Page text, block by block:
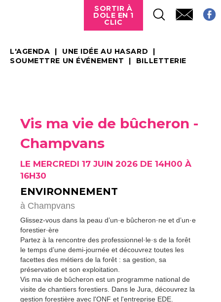
SORTIR À
DOLE EN 1
CLIC
L'AGENDA
UNE IDÉE AU HASARD
SOUMETTRE UN ÉVÉNEMENT
BILLETTERIE
Vis ma vie de bûcheron -
Champvans
LE MERCREDI 17 JUIN 2026 DE 14H00 À
16H30
ENVIRONNEMENT
à Champvans
Glissez-vous dans la peau d’un·e bûcheron·ne et d’un·e
forestier·ère
Partez à la rencontre des professionnel·le·s de la forêt
le temps d’une demi-journée et découvrez toutes les
facettes des métiers de la forêt : sa gestion, sa
préservation et son exploitation.
Vis ma vie de bûcheron est un programme national de
visite de chantiers forestiers. Dans le Jura, découvrez la
gestion forestière avec l'ONF et l'entreprise EDE.